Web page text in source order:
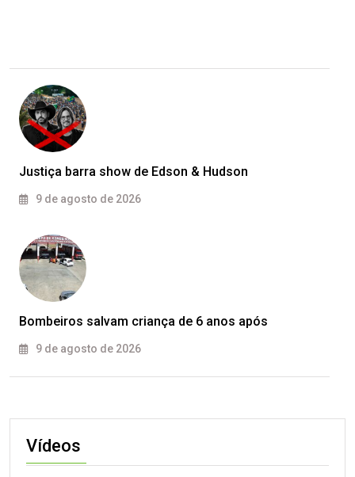
Justiça barra show de Edson & Hudson
9 de agosto de 2026
Bombeiros salvam criança de 6 anos após
9 de agosto de 2026
Vídeos